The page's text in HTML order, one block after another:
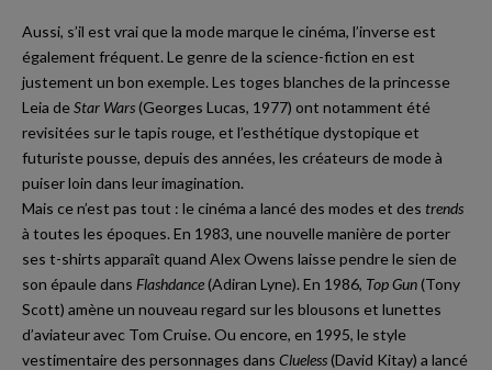
Aussi, s’il est vrai que la mode marque le cinéma, l’inverse est
également fréquent. Le genre de la science-fiction en est
justement un bon exemple. Les toges blanches de la princesse
Leia deStar Wars(Georges Lucas, 1977) ont notamment été
revisitées sur le tapis rouge, et l’esthétique dystopique et
futuriste pousse, depuis des années, les créateurs de mode à
puiser loin dans leur imagination.
Mais ce n’est pas tout : le cinéma a lancé des modes et des trends
à toutes les époques. En 1983, une nouvelle manière de porter
ses t-shirts apparaît quand Alex Owens laisse pendre le sien de
son épaule dans Flashdance(Adiran Lyne). En 1986, Top Gun(Tony
Scott) amène un nouveau regard sur les blousons et lunettes
d’aviateur avec Tom Cruise. Ou encore, en 1995, le style
vestimentaire des personnages dans Clueless(David Kitay) a lancé